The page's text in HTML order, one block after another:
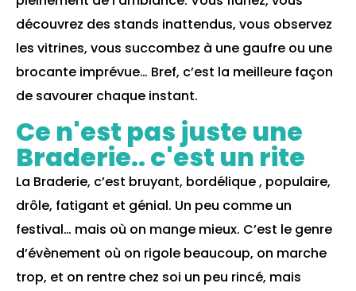
découvrez des stands inattendus, vous observez
les vitrines, vous succombez à une gaufre ou une
brocante imprévue… Bref, c’est la meilleure façon
de savourer chaque instant.
Ce n'est pas juste une
Braderie.. c'est un rite
La Braderie, c’est bruyant, bordélique, populaire,
drôle, fatigant et génial. Un peu comme un
festival… mais où on mange mieux. C’est le genre
d’évènement où on rigole beaucoup, on marche
trop, et on rentre chez soi un peu rincé, mais